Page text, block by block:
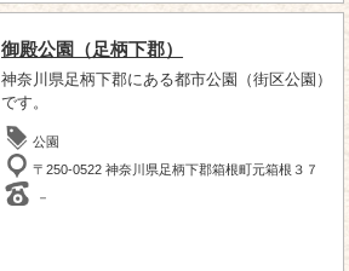
御殿公園（足柄下郡）
神奈川県足柄下郡にある都市公園（街区公園）
です。
公園
〒250-0522 神奈川県足柄下郡箱根町元箱根３７
－